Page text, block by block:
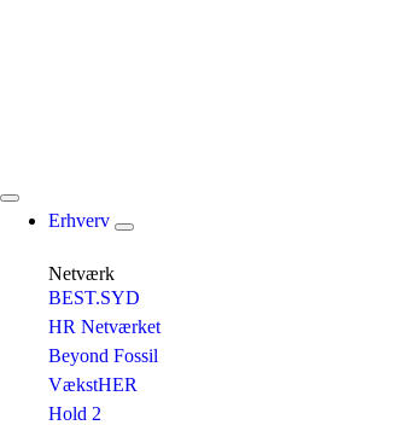
Erhverv
Netværk
BEST.SYD
HR Netværket
Beyond Fossil
VækstHER
Hold 2